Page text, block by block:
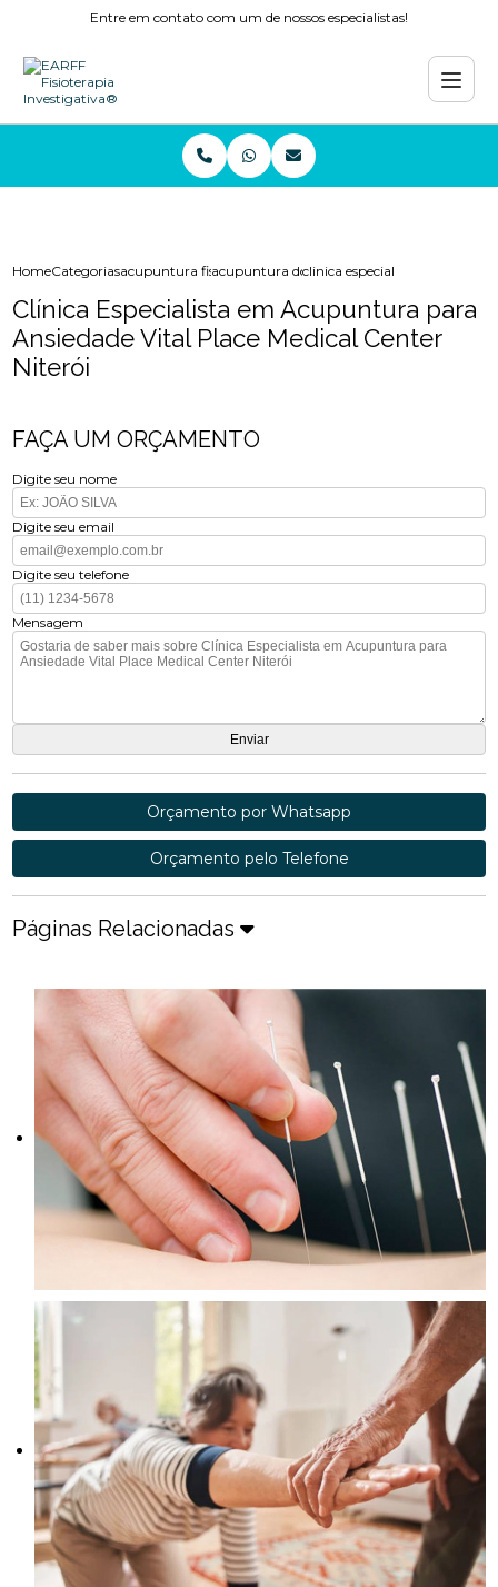
Entre em contato com um de nossos especialistas!
HomeCategoriasacupuntura fisioterapia
acupuntura dorclinica especialista em
Clínica Especialista em Acupuntura para
Ansiedade Vital Place Medical Center
Niterói
FAÇA UM ORÇAMENTO
Digite seu nome
Digite seu email
Digite seu telefone
Mensagem
Orçamento por Whatsapp
Orçamento pelo Telefone
Páginas Relacionadas